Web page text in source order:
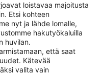
loistavaa majoitusta
Etsi kohteen
nyt ja lähde lomalle,
hakutyökaluilla
huvilan.
että saat
Kätevää
valita vain